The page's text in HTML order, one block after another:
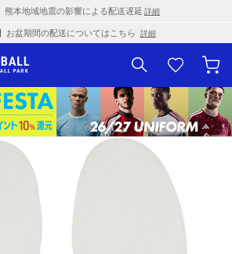
熊本地域地震の影響による配送遅延 詳細
お盆期間の配送についてはこちら 詳細